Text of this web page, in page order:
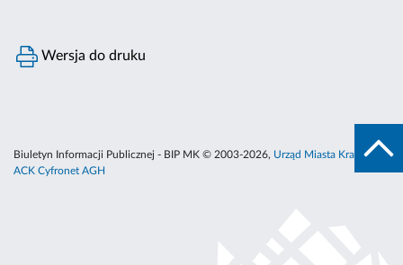
Wersja do druku
Biuletyn Informacji Publicznej - BIP MK © 2003-2026, Urząd Miasta Krakowa
ACK Cyfronet AGH